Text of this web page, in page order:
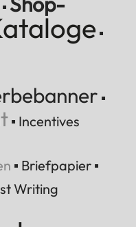
▪
▪
▪
▪ Incentives
▪ Briefpapier ▪
Writing